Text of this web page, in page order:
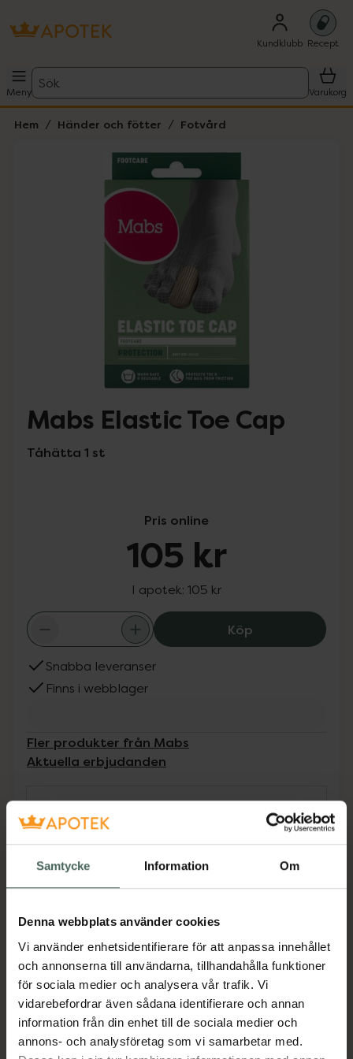
Samtycke Information Om
Denna webbplats använder cookies
Vi använder enhetsidentifierare för att anpassa innehållet
och annonserna till användarna, tillhandahålla funktioner
för sociala medier och analysera vår trafik. Vi
vidarebefordrar även sådana identifierare och annan
information från din enhet till de sociala medier och
annons- och analysföretag som vi samarbetar med.
Kundklubb Recept
Meny
Sök
Varukorg
Hem Händer och fötter Fotvård
Lista: . Innehåller 1 objekt.
Hoppa över Lista
Mabs Elastic Toe Cap
Tåhätta 1 st
Pris online
105 kr
I apotek: 105 kr
KöpMabs Elastic
Snabba leveranser
Finns i webblager
Fler produkter från Mabs
Aktuella erbjudanden
Dölj
tvättbar tåhätta med insida av gelé som
skyddar tån och området kring nageln. Gelen i
EAN:07350087739854
Kategorier:
FotvårdHänder och fötter